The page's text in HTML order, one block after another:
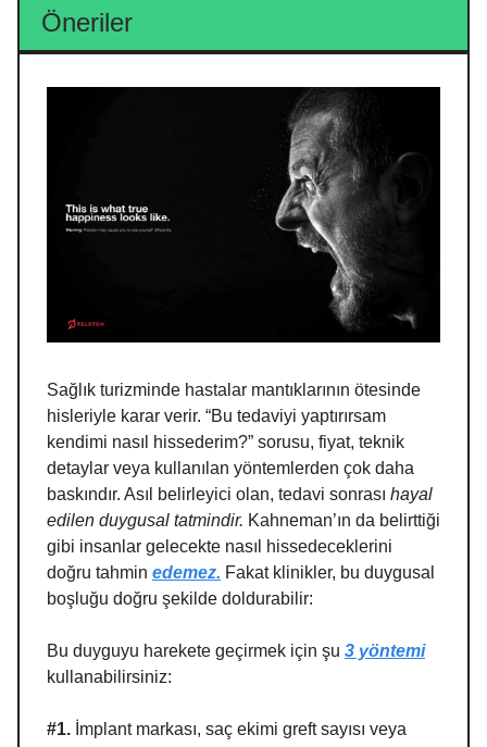
Öneriler
Sağlık turizminde hastalar mantıklarının ötesinde
hisleriyle karar verir. “Bu tedaviyi yaptırırsam
kendimi nasıl hissederim?” sorusu, fiyat, teknik
detaylar veya kullanılan yöntemlerden çok daha
baskındır. Asıl belirleyici olan, tedavi sonrası hayal
edilen duygusal tatmindir. Kahneman’ın da belirttiği
gibi insanlar gelecekte nasıl hissedeceklerini
doğru tahmin edemez. Fakat klinikler, bu duygusal
boşluğu doğru şekilde doldurabilir:
Bu duyguyu harekete geçirmek için şu 3 yöntemi
kullanabilirsiniz:
#1. İmplant markası, saç ekimi greft sayısı veya